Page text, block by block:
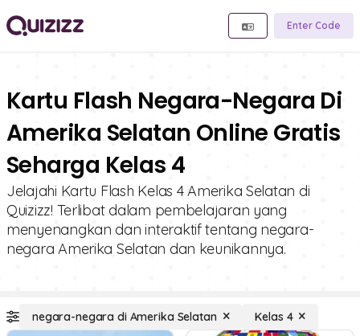
Enter Code
Kartu Flash Negara-Negara Di
Amerika Selatan Online Gratis
Seharga Kelas 4
Jelajahi Kartu Flash Kelas 4 Amerika Selatan di
Quizizz! Terlibat dalam pembelajaran yang
menyenangkan dan interaktif tentang negara-
negara Amerika Selatan dan keunikannya.
negara-negara di Amerika Selatan Kelas 4